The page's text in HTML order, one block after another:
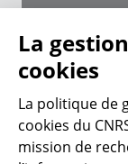
La
cookies
La politique de
cookies du
mission de